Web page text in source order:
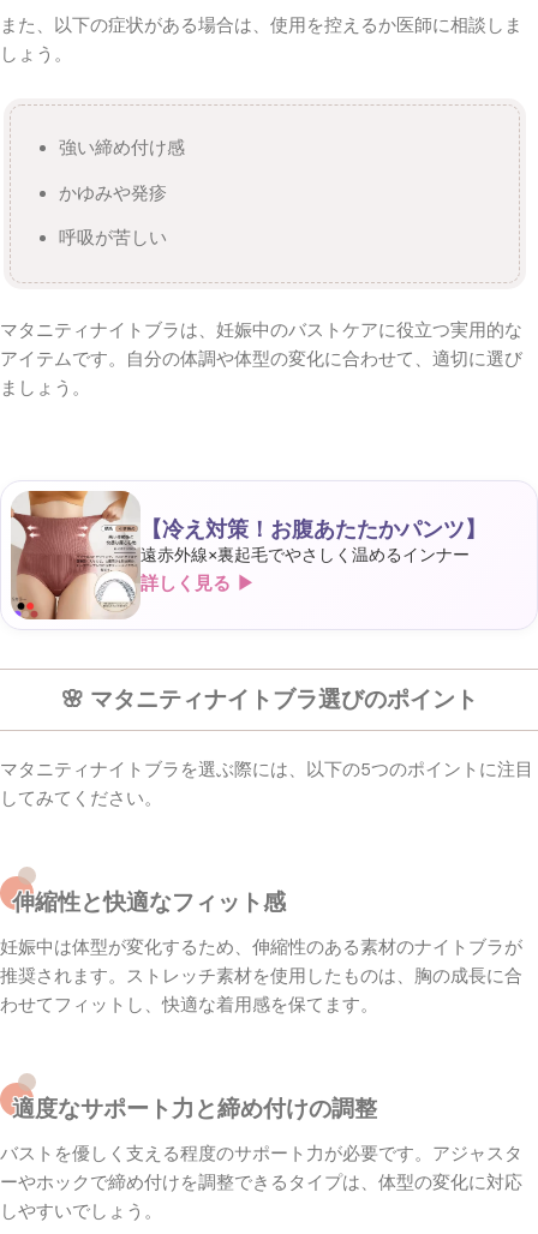
また、以下の症状がある場合は、使用を控えるか医師に相談しま
しょう。
強い締め付け感
かゆみや発疹
呼吸が苦しい
マタニティナイトブラは、妊娠中のバストケアに役立つ実用的な
アイテムです。自分の体調や体型の変化に合わせて、適切に選び
ましょう。
【冷え対策！お腹あたたかパンツ】
遠赤外線×裏起毛でやさしく温めるインナー
詳しく見る ▶
🌸 マタニティナイトブラ選びのポイント
マタニティナイトブラを選ぶ際には、以下の5つのポイントに注目
してみてください。
伸縮性と快適なフィット感
妊娠中は体型が変化するため、伸縮性のある素材のナイトブラが
推奨されます。ストレッチ素材を使用したものは、胸の成長に合
わせてフィットし、快適な着用感を保てます。
適度なサポート力と締め付けの調整
バストを優しく支える程度のサポート力が必要です。アジャスタ
ーやホックで締め付けを調整できるタイプは、体型の変化に対応
しやすいでしょう。